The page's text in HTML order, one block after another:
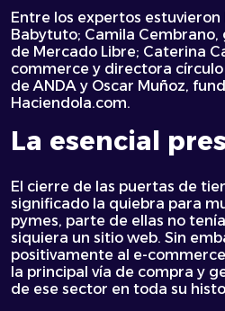
Entre los expertos estuvieron
Babytuto; Camila
de Mercado Libre; Caterina
commerce y directora
de ANDA y Oscar Muñoz,
Haciendola.com.
La esencial
El cierre de las puertas de
significado la quiebra para
pymes, parte de ellas no
siquiera un sitio web. Sin
positivamente al e-
la principal vía de compra y
de ese sector en toda su